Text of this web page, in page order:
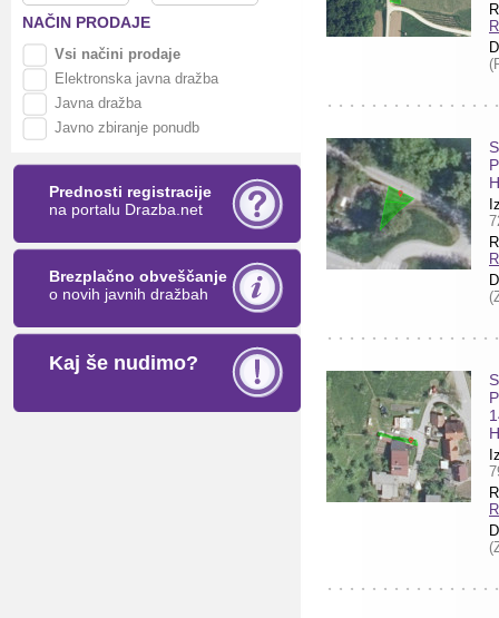
NAČIN PRODAJE
Vsi načini prodaje
Elektronska javna dražba
Javna dražba
Javno zbiranje ponudb
Prednosti registracije
na portalu Drazba.net
Brezplačno obveščanje
o novih javnih dražbah
Kaj še nudimo?